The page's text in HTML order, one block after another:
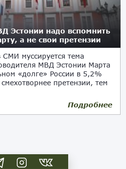
Эстонии надо вспомнить
а не свои претензии
муссируется тема
МВД Эстонии Марта
«долге» России в 5,2%
претензии, тем
Подробнее